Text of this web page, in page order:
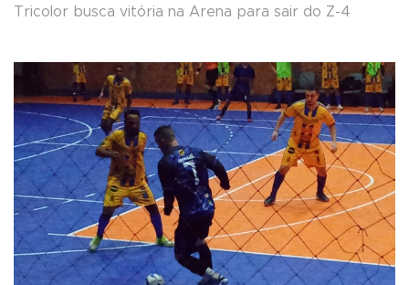
Tricolor busca vitória na Arena para sair do Z-4